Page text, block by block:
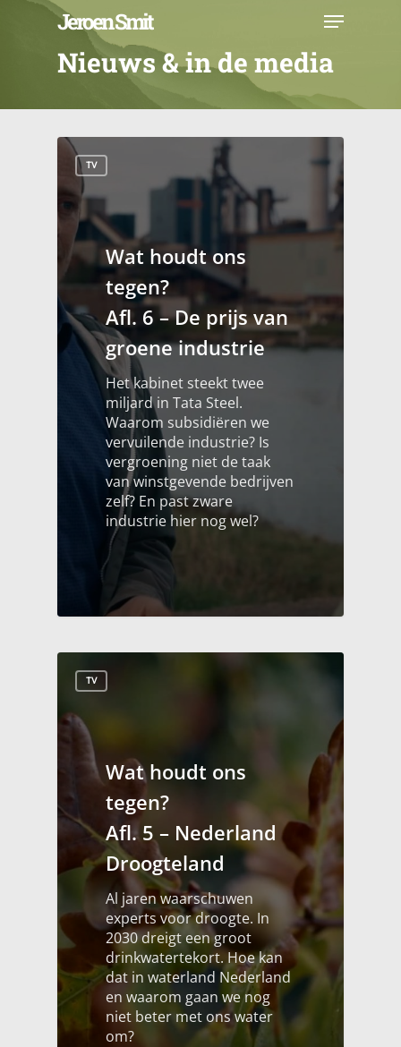
Jeroen Smit Menu
Nieuws & in de media
TV
Wat houdt ons
tegen?
Afl. 6 – De prijs van
groene industrie
Het kabinet steekt twee
miljard in Tata Steel.
Waarom subsidiëren we
vervuilende industrie? Is
vergroening niet de taak
van winstgevende bedrijven
zelf? En past zware
industrie hier nog wel?
TV
Wat houdt ons
tegen?
Afl. 5 – Nederland
Droogteland
Al jaren waarschuwen
experts voor droogte. In
2030 dreigt een groot
drinkwatertekort. Hoe kan
dat in waterland Nederland
en waarom gaan we nog
niet beter met ons water
om?